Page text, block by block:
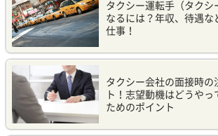
タクシー運転手（タクシ
なるには？年収、待遇な
仕事！
タクシー会社の面接時の
ト！志望動機はどうや
ためのポイント